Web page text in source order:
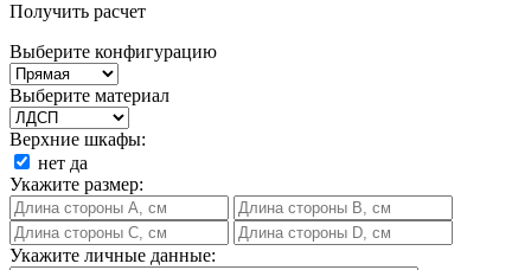
Получить расчет
Выберите конфигурацию
Выберите материал
Верхние шкафы:
нет да
Укажите размер:
Укажите личные данные: